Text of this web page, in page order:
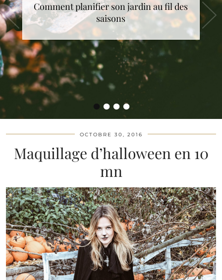
••••
Comment planifier son jardin au fil des
saisons
Comment choisir le cadeau de Noël idéal
?
OCTOBRE 30, 2016
Maquillage d’halloween en 10
mn